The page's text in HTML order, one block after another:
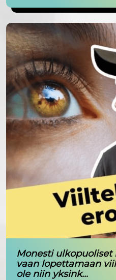
Monesti ulkopuoliset
vaan lopettamaan
ole niin yksink...